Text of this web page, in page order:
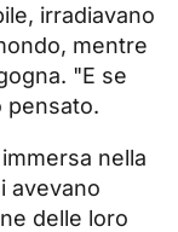
irradiavano
mentre
"E se
pensato.
nella
avevano
delle loro